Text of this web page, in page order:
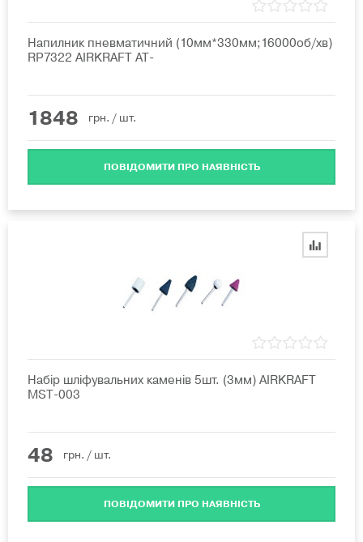
Напилник пневматичний (10мм*330мм;16000об/хв)
RP7322 AIRKRAFT AT-
1848 грн. / шт.
ПОВІДОМИТИ ПРО НАЯВНІСТЬ
Набір шліфувальних каменів 5шт. (3мм) AIRKRAFT
MST-003
48 грн. / шт.
ПОВІДОМИТИ ПРО НАЯВНІСТЬ